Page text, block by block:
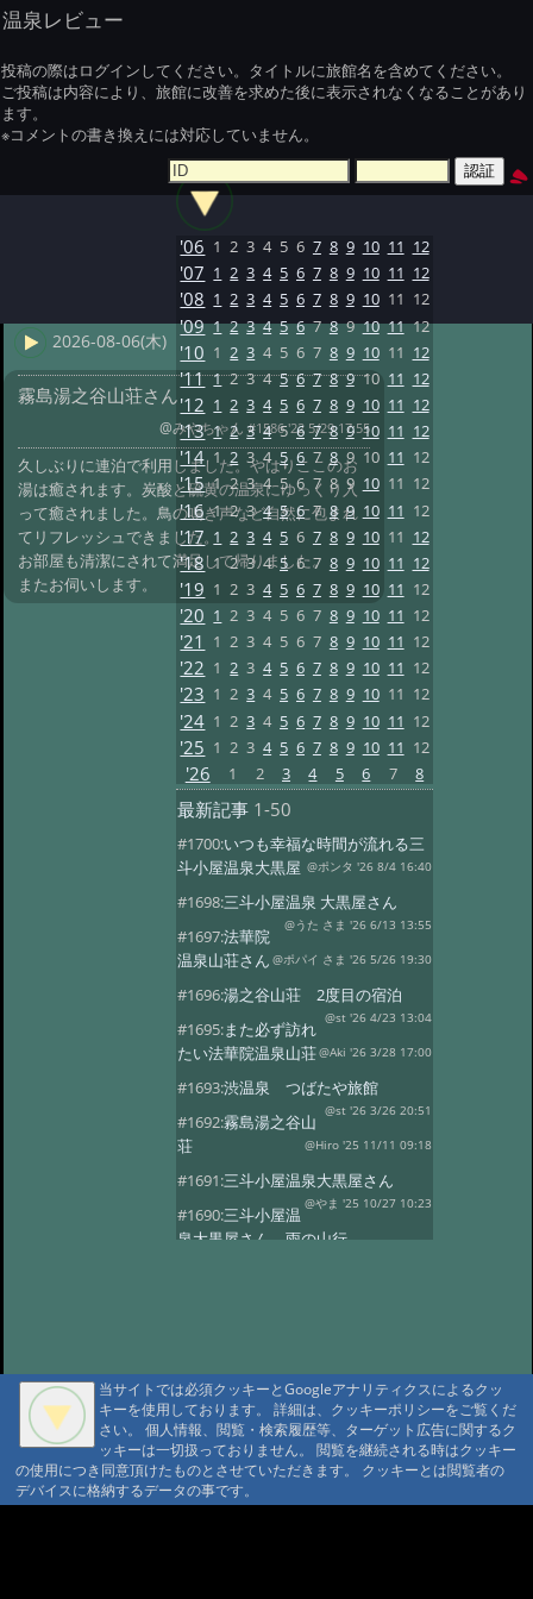
温泉レビュー
投稿の際はログインしてください。タイトルに旅館名を含めてください。
ご投稿は内容により、旅館に改善を求めた後に表示されなくなることがあり
ます。
※コメントの書き換えには対応していません。
2026-08-06(木)
霧島湯之谷山荘さん
@みやちゃん #1586 '22 5/29 17:55
久しぶりに連泊で利用しました。やはりここのお
湯は癒されます。炭酸と硫黄の温泉にゆっくり入
って癒されました。鳥の鳴き声など自然に包まれ
てリフレッシュできました。
お部屋も清潔にされて満足して帰りました。
またお伺いします。
'06 1 2 3 4 5 6 7 8 9 10 11 12
'07 1 2 3 4 5 6 7 8 9 10 11 12
'08 1 2 3 4 5 6 7 8 9 10 11 12
'09 1 2 3 4 5 6 7 8 9 10 11 12
'10 1 2 3 4 5 6 7 8 9 10 11 12
'11 1 2 3 4 5 6 7 8 9 10 11 12
'12 1 2 3 4 5 6 7 8 9 10 11 12
'13 1 2 3 4 5 6 7 8 9 10 11 12
'14 1 2 3 4 5 6 7 8 9 10 11 12
'15 1 2 3 4 5 6 7 8 9 10 11 12
'16 1 2 3 4 5 6 7 8 9 10 11 12
'17 1 2 3 4 5 6 7 8 9 10 11 12
'18 1 2 3 4 5 6 7 8 9 10 11 12
'19 1 2 3 4 5 6 7 8 9 10 11 12
'20 1 2 3 4 5 6 7 8 9 10 11 12
'21 1 2 3 4 5 6 7 8 9 10 11 12
'22 1 2 3 4 5 6 7 8 9 10 11 12
'23 1 2 3 4 5 6 7 8 9 10 11 12
'24 1 2 3 4 5 6 7 8 9 10 11 12
'25 1 2 3 4 5 6 7 8 9 10 11 12
'26 1 2 3 4 5 6 7 8
最新記事 1-50
#1700:いつも幸福な時間が流れる三
斗小屋温泉大黒屋 @ポンタ '26 8/4 16:40
#1698:三斗小屋温泉 大黒屋さん
@うた さま '26 6/13 13:55
#1697:法華院
温泉山荘さん @ポパイ さま '26 5/26 19:30
#1696:湯之谷山荘 2度目の宿泊
@st '26 4/23 13:04
#1695:また必ず訪れ
たい法華院温泉山荘@Aki '26 3/28 17:00
#1693:渋温泉 つばたや旅館
@st '26 3/26 20:51
#1692:霧島湯之谷山
荘
@Hiro '25 11/11 09:18
#1691:三斗小屋温泉大黒屋さん
@やま '25 10/27 10:23
#1690:三斗小屋温
泉大黒屋さん 雨の山行
#1686:何度でも行きたい宿 三斗小屋
温泉大黒屋
@府中のぼる '25 10/17 08:55
#1685:最高のお風呂 三斗小屋温泉大
黒屋
@Naotan '25 10/12 09:11
#1684:お湯良し、ご飯良し、人良し
当サイトでは必須クッキーとGoogleアナリティクスによるクッ
キーを使用しております。 詳細は、クッキーポリシーをご覧くだ
さい。 個人情報、閲覧・検索履歴等、ターゲット広告に関するク
ッキーは一切扱っておりません。 閲覧を継続される時はクッキー
の使用につき同意頂けたものとさせていただきます。 クッキーとは閲覧者の
デバイスに格納するデータの事です。